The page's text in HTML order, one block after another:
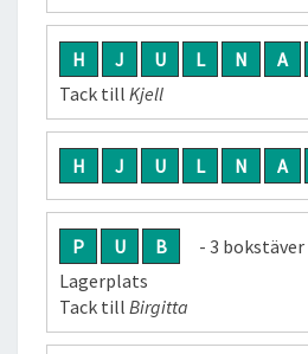
H J U L N A
Tack till Kjell
H J U L N A
P U B
- 3 bokstäver
Lagerplats
Tack till Birgitta